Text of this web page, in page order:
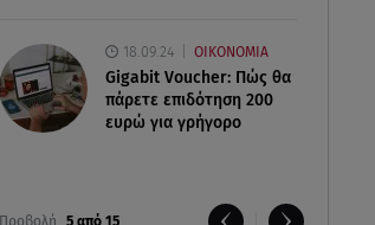
18.09.24 ΟΙΚΟΝΟΜΙΑ
Gigabit Voucher: Πώς θα
πάρετε επιδότηση 200
ευρώ για γρήγορο
Προβολή 5 από 15